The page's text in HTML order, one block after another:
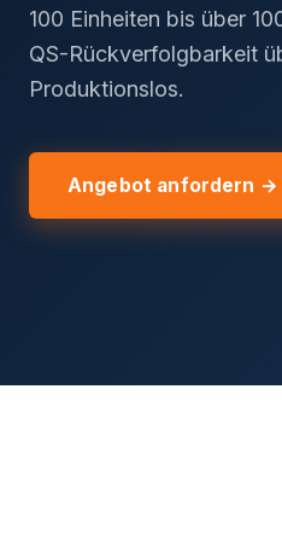
100 Einheiten bis über
QS-Rückverfolgbarkeit
Produktionslos.
Angebot anfordern →